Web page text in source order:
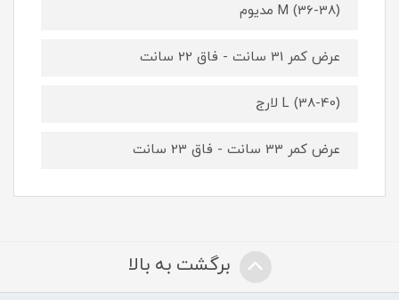
M (36-38) مدیوم
عرض کمر 31 سانت - فاق 22 سانت
L (38-40) لارج
عرض کمر 33 سانت - فاق 23 سانت
برگشت به بالا